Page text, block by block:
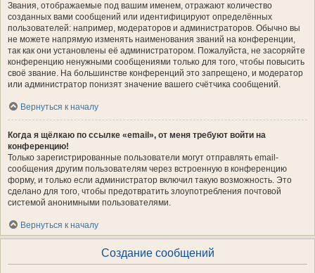
Звания, отображаемые под вашим именем, отражают количество
созданных вами сообщений или идентифицируют определённых
пользователей: например, модераторов и администраторов. Обычно вы
не можете напрямую изменять наименования званий на конференции,
так как они установлены её администратором. Пожалуйста, не засоряйте
конференцию ненужными сообщениями только для того, чтобы повысить
своё звание. На большинстве конференций это запрещено, и модератор
или администратор понизят значение вашего счётчика сообщений.
Вернуться к началу
Когда я щёлкаю по ссылке «email», от меня требуют войти на
конференцию!
Только зарегистрированные пользователи могут отправлять email-
сообщения другим пользователям через встроенную в конференцию
форму, и только если администратор включил такую возможность. Это
сделано для того, чтобы предотвратить злоупотребления почтовой
системой анонимными пользователями.
Вернуться к началу
Создание сообщений